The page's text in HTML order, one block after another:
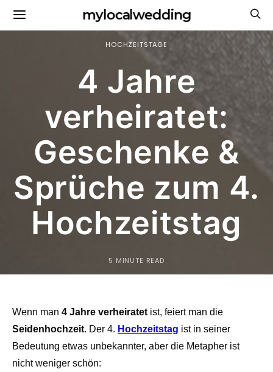
mylocalwedding
HOCHZEITSTAGE
4 Jahre
verheiratet:
Geschenke &
Sprüche zum 4.
Hochzeitstag
5 MINUTE READ
Wenn man 4 Jahre verheiratet ist, feiert man die
Seidenhochzeit. Der 4. Hochzeitstag ist in seiner
Bedeutung etwas unbekannter, aber die Metapher ist
nicht weniger schön: